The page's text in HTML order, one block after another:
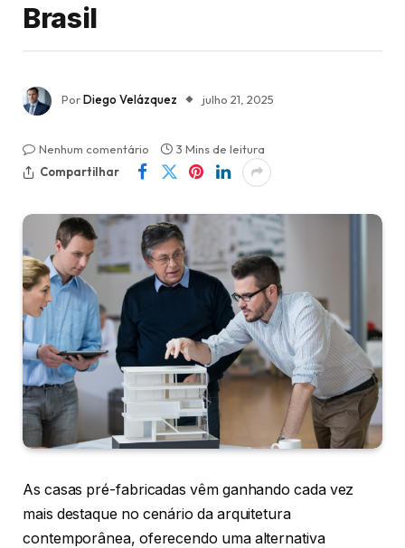
Brasil
PorDiego Velázquez julho 21, 2025
Nenhum comentário
3 Mins de leitura
Compartilhar
As casas pré-fabricadas vêm ganhando cada vez
mais destaque no cenário da arquitetura
contemporânea, oferecendo uma alternativa